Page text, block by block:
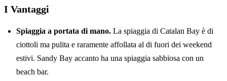
I Vantaggi
Spiaggia a portata di mano. La spiaggia di Catalan Bay è di
ciottoli ma pulita e raramente affollata al di fuori dei weekend
estivi. Sandy Bay accanto ha una spiaggia sabbiosa con un
beach bar.